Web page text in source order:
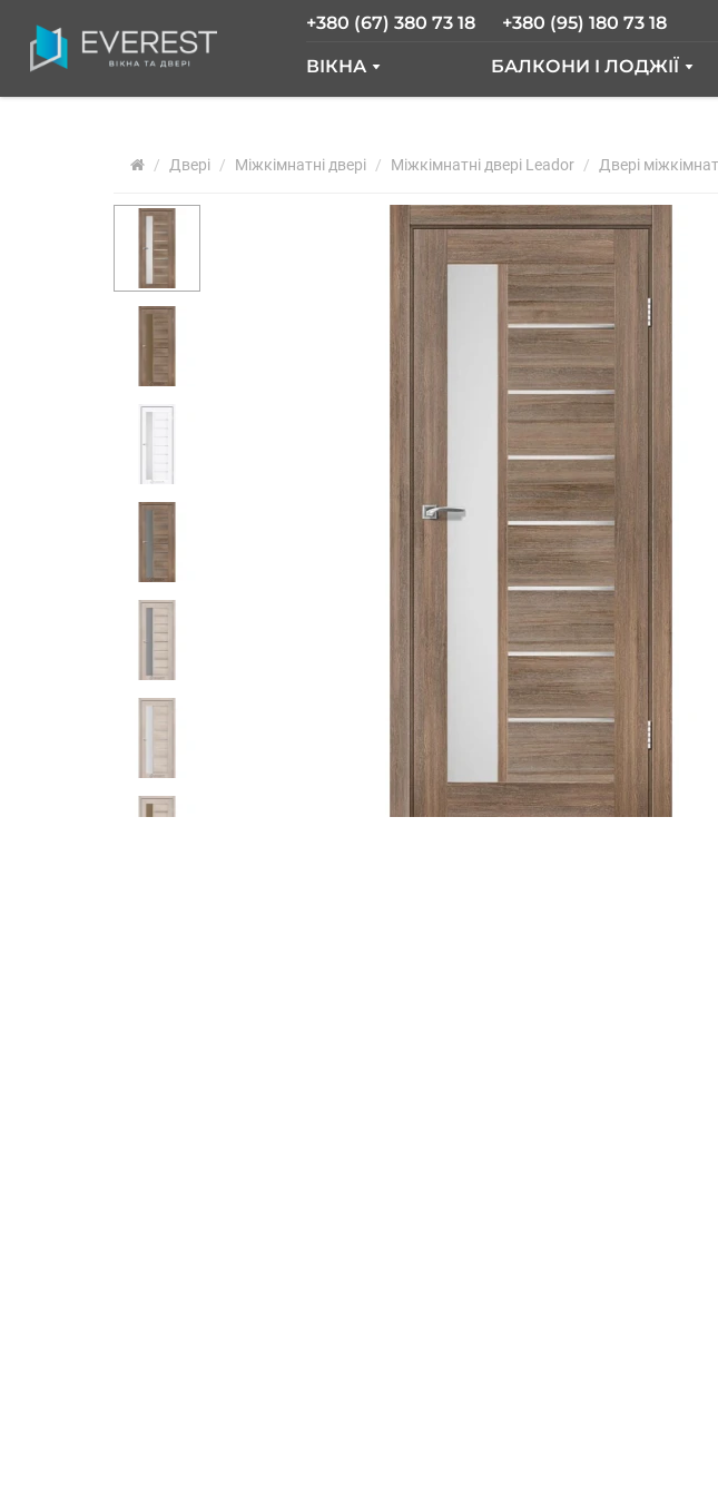
+380 (67) 380 73 18 +380 (95) 180 73 18
ВІКНА
ВІКНА SALAMANDER
РОЗСУВНІ ВІКНА
ВІКНА "ВІКНА НОВІ"
АЛЮМІНІЄВІ ВІКНА
БАЛКОНИ І ЛОДЖІЇ
БАЛКОН ПІД КЛЮЧ
БАЛКОННИЙ БЛОК
ОЗДОБЛЕННЯ
СКЛІННЯ ЛОДЖІЇ
ФРАНЦУЗЬКИЙ
Двері Міжкімнатні двері Міжкімнатні двері Leador Двері